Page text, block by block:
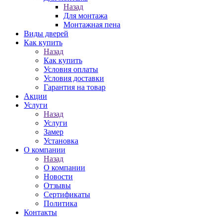
Назад
Для монтажа
Монтажная пена
Виды дверей
Как купить
Назад
Как купить
Условия оплаты
Условия доставки
Гарантия на товар
Акции
Услуги
Назад
Услуги
Замер
Установка
О компании
Назад
О компании
Новости
Отзывы
Сертификаты
Политика
Контакты